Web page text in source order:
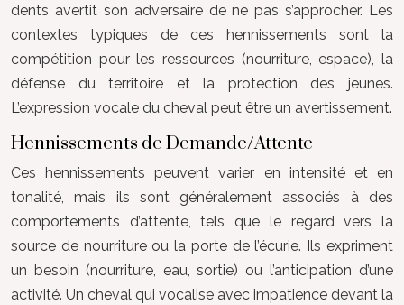
dents avertit son adversaire de ne pas s’approcher. Les
contextes typiques de ces hennissements sont la
compétition pour les ressources (nourriture, espace), la
défense du territoire et la protection des jeunes.
L’expression vocale du cheval peut être un avertissement.
Hennissements de Demande/Attente
Ces hennissements peuvent varier en intensité et en
tonalité, mais ils sont généralement associés à des
comportements d’attente, tels que le regard vers la
source de nourriture ou la porte de l’écurie. Ils expriment
un besoin (nourriture, eau, sortie) ou l’anticipation d’une
activité. Un cheval qui vocalise avec impatience devant la